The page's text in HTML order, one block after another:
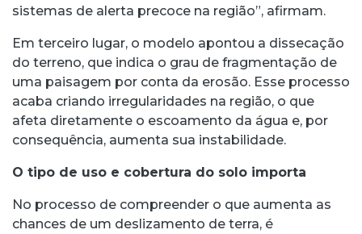
sistemas de alerta precoce na região”, afirmam.
Em terceiro lugar, o modelo apontou a dissecação
do terreno, que indica o grau de fragmentação de
uma paisagem por conta da erosão. Esse processo
acaba criando irregularidades na região, o que
afeta diretamente o escoamento da água e, por
consequência, aumenta sua instabilidade.
O tipo de uso e cobertura do solo importa
No processo de compreender o que aumenta as
chances de um deslizamento de terra, é